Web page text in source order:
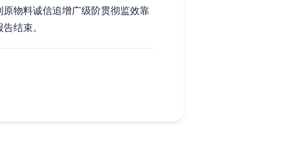
物料诚信追增广级阶贯彻监效靠
结束。